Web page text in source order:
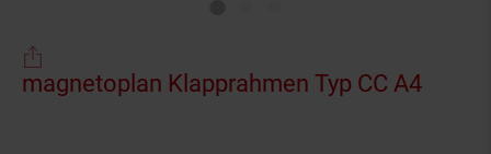
magnetoplan Klapprahmen Typ CC A4